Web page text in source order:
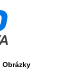
Obrázky